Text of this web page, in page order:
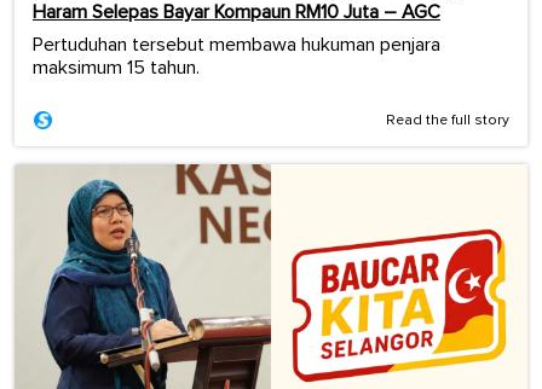
Haram Selepas Bayar Kompaun RM10 Juta – AGC
Pertuduhan tersebut membawa hukuman penjara
maksimum 15 tahun.
Read the full story